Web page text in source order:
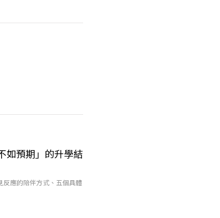
如預期」的升學結
反應的陪伴方式、五個具體